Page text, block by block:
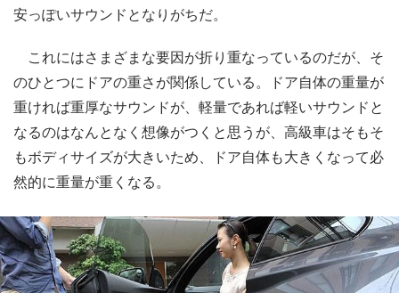
安っぽいサウンドとなりがちだ。
これにはさまざまな要因が折り重なっているのだが、そ
のひとつにドアの重さが関係している。ドア自体の重量が
重ければ重厚なサウンドが、軽量であれば軽いサウンドと
なるのはなんとなく想像がつくと思うが、高級車はそもそ
もボディサイズが大きいため、ドア自体も大きくなって必
然的に重量が重くなる。